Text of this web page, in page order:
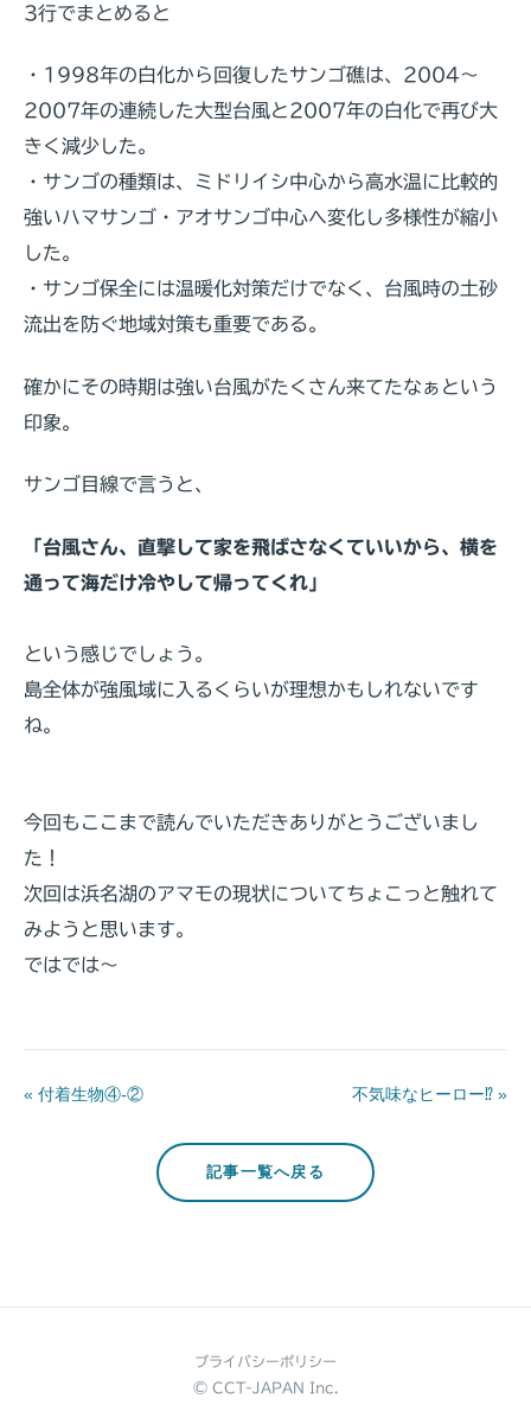
3行でまとめると
・1998年の白化から回復したサンゴ礁は、2004～
2007年の連続した大型台風と2007年の白化で再び大
きく減少した。
・サンゴの種類は、ミドリイシ中心から高水温に比較的
強いハマサンゴ・アオサンゴ中心へ変化し多様性が縮小
した。
・サンゴ保全には温暖化対策だけでなく、台風時の土砂
流出を防ぐ地域対策も重要である。
確かにその時期は強い台風がたくさん来てたなぁという
印象。
サンゴ目線で言うと、
「台風さん、直撃して家を飛ばさなくていいから、横を
通って海だけ冷やして帰ってくれ」
という感じでしょう。
島全体が強風域に入るくらいが理想かもしれないです
ね。
今回もここまで読んでいただきありがとうございまし
た！
次回は浜名湖のアマモの現状についてちょこっと触れて
みようと思います。
ではでは～
« 付着生物④-② 不気味なヒーロー⁉ »
記事一覧へ戻る
プライバシーポリシー
© CCT-JAPAN Inc.